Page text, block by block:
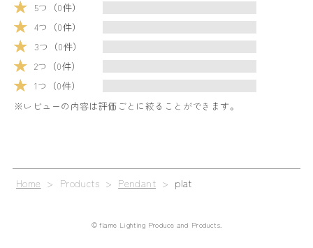
5つ（0件）
4つ（0件）
3つ（0件）
2つ（0件）
1つ（0件）
※レビューの内容は評価ごとに絞ることができます。
Home > Products > Pendant > plat
© flame Lighting Produce and Products.